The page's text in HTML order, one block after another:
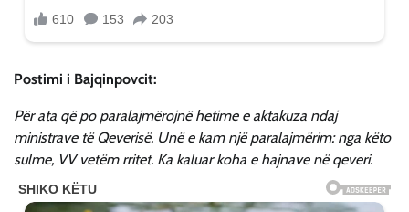
Postimi i Bajqinpovcit:
Për ata që po paralajmërojnë hetime e aktakuza ndaj
ministrave të Qeverisë. Unë e kam një paralajmërim: nga këto
sulme, VV vetëm rritet. Ka kaluar koha e hajnave në qeveri.